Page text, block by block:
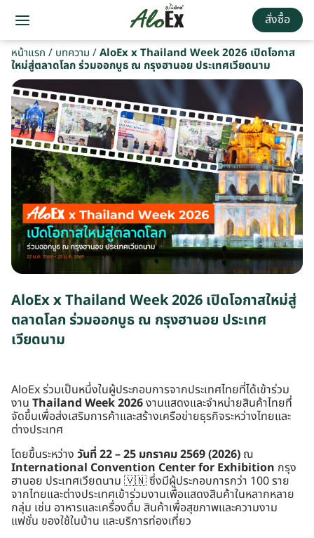
สั่งซื้อ
หน้าแรก / บทความ /AloEx x Thailand Week 2026 เปิดโอกาส
ใหม่สู่ตลาดโลก ร่วมออกบูธ ณ กรุงฮานอย ประเทศเวียดนาม
AloEx x Thailand Week 2026 เปิดโอกาสใหม่สู่
ตลาดโลก ร่วมออกบูธ ณ กรุงฮานอย ประเทศ
เวียดนาม
AloEx ร่วมเป็นหนึ่งในผู้ประกอบการจากประเทศไทยที่ได้เข้าร่วม
งาน Thailand Week 2026งานแสดงและจำหน่ายสินค้าไทยที่
จัดขึ้นเพื่อส่งเสริมการค้าและสร้างเครือข่ายธุรกิจระหว่างไทยและ
ต่างประเทศ
โดยขึ้นระหว่าง วันที่ 22 – 25 มกราคม 2569 (2026) ณ
International Convention Center for Exhibition กรุง
ฮานอย ประเทศเวียดนาม 🇻🇳 ซึ่งมีผู้ประกอบการกว่า 100 ราย
จากไทยและต่างประเทศเข้าร่วมงานเพื่อแสดงสินค้าในหลากหลาย
กลุ่ม เช่น อาหารและเครื่องดื่ม สินค้าเพื่อสุขภาพและความงาม
แฟชั่น ของใช้ในบ้าน และบริการท่องเที่ยว